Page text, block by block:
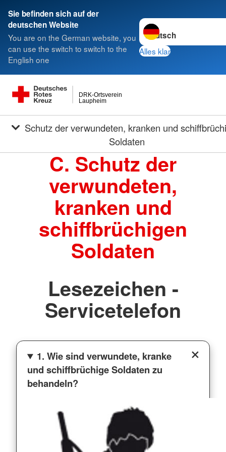
Sie befinden sich auf der
deutschen Website
You are on the German website, you
can use the switch to switch to the
English one
Sprache wechseln zu
Alles klar
Laupheim
DRK-Ortsverein
Soldaten
C. Schutz der
verwundeten,
kranken und
schiffbrüchigen
Soldaten
Lesezeichen -
Servicetelefon
1. Wie sind verwundete, kranke
und schiffbrüchige Soldaten zu
behandeln?